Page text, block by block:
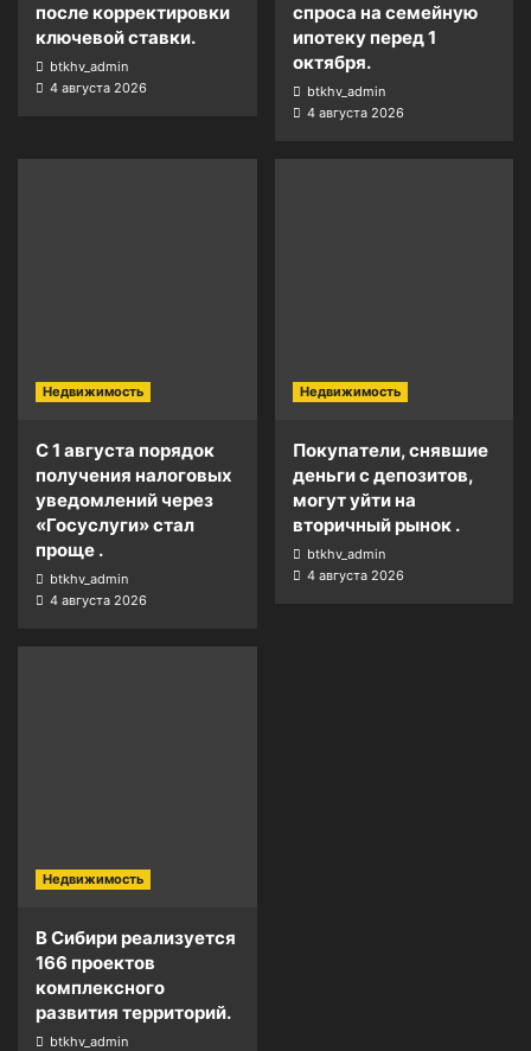
после корректировки
ключевой ставки.
btkhv_admin
4 августа 2026
спроса на семейную
ипотеку перед 1
октября.
btkhv_admin
4 августа 2026
Недвижимость
С 1 августа порядок
получения налоговых
уведомлений через
«Госуслуги» стал
проще .
btkhv_admin
4 августа 2026
Недвижимость
Покупатели, снявшие
деньги с депозитов,
могут уйти на
вторичный рынок .
btkhv_admin
4 августа 2026
Недвижимость
В Сибири реализуется
166 проектов
комплексного
развития территорий.
btkhv_admin